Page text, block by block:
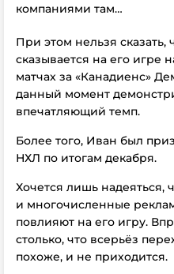
компаниями там…
При этом нельзя сказать,
сказывается на его игре
матчах за «Канадиенс»
данный момент
впечатляющий темп.
Более того, Иван был
НХЛ по итогам декабря.
Хочется лишь надеяться,
и многочисленные
повлияют на его игру.
столько, что всерьёз
похоже, и не приходится.